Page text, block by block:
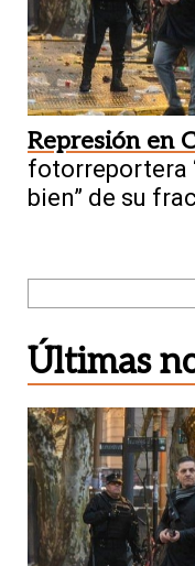
Represión en
fotorreportera
bien” de su
Últimas